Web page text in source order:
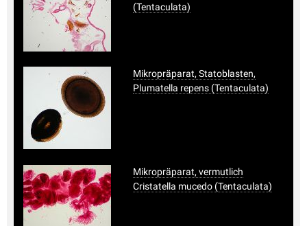
(Tentaculata)
Mikropräparat, Statoblasten,
Plumatella repens (Tentaculata)
Mikropräparat, vermutlich
Cristatella mucedo (Tentaculata)